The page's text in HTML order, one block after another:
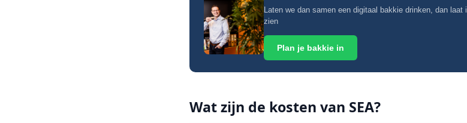
Laten we dan samen een digitaal bakkie drinken, dan
zien
Plan je bakkie in
Wat zijn de kosten van SEA?